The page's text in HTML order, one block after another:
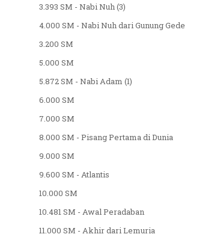
3.393 SM - Nabi Nuh (3)
4.000 SM - Nabi Nuh dari Gunung Gede
3.200 SM
5.000 SM
5.872 SM - Nabi Adam (1)
6.000 SM
7.000 SM
8.000 SM - Pisang Pertama di Dunia
9.000 SM
9.600 SM - Atlantis
10.000 SM
10.481 SM - Awal Peradaban
11.000 SM - Akhir dari Lemuria